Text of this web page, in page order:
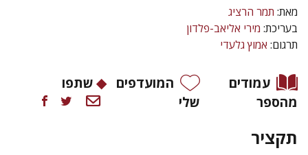
מאת: תמר הרציג
בעריכת: מירי אליאב-פלדון
תרגום: אמוץ גלעדי
עמודים
מהספר
המועדפים
שלי
שתפו
תקציר